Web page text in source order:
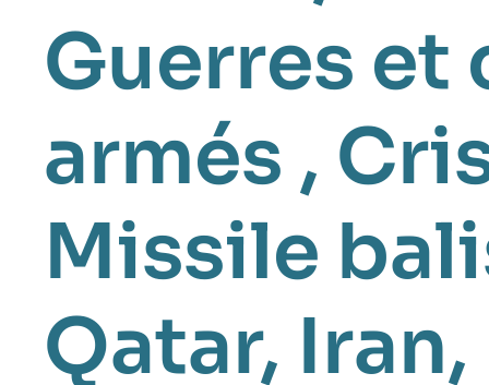
Guerres et
armés ,
Missile
Qatar, Iran,